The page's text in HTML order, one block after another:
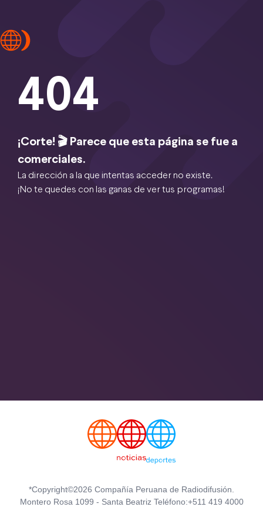
404
¡Corte! 🎬 Parece que esta página se fue a
comerciales.
La dirección a la que intentas acceder no existe.
¡No te quedes con las ganas de ver tus programas!
*Copyright©2026 Compañía Peruana de Radiodifusión.
Montero Rosa 1099 - Santa Beatriz Teléfono:+511 419 4000